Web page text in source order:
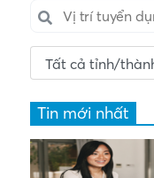
Tin mới nhất